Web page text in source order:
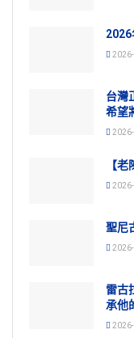
台灣
希望
【
聖尼
雷古
承他